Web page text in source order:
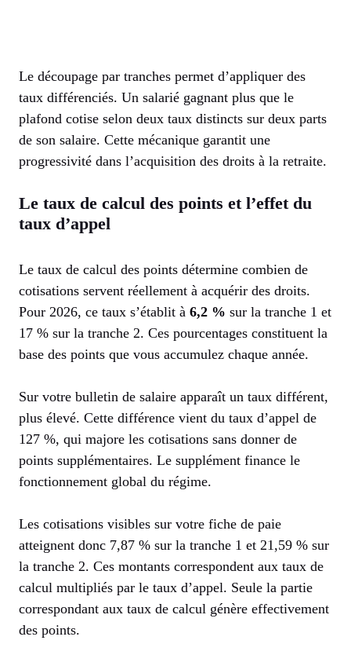
Le découpage par tranches permet d’appliquer des
taux différenciés. Un salarié gagnant plus que le
plafond cotise selon deux taux distincts sur deux parts
de son salaire. Cette mécanique garantit une
progressivité dans l’acquisition des droits à la retraite.
Le taux de calcul des points et l’effet du
taux d’appel
Le taux de calcul des points détermine combien de
cotisations servent réellement à acquérir des droits.
Pour 2026, ce taux s’établit à 6,2 % sur la tranche 1 et
17 % sur la tranche 2. Ces pourcentages constituent la
base des points que vous accumulez chaque année.
Sur votre bulletin de salaire apparaît un taux différent,
plus élevé. Cette différence vient du taux d’appel de
127 %, qui majore les cotisations sans donner de
points supplémentaires. Le supplément finance le
fonctionnement global du régime.
Les cotisations visibles sur votre fiche de paie
atteignent donc 7,87 % sur la tranche 1 et 21,59 % sur
la tranche 2. Ces montants correspondent aux taux de
calcul multipliés par le taux d’appel. Seule la partie
correspondant aux taux de calcul génère effectivement
des points.